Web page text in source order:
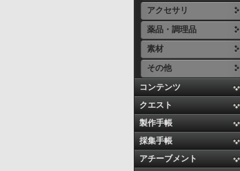
アクセサリ
薬品・調理品
素材
その他
コンテンツ
クエスト
製作手帳
採集手帳
アチーブメント